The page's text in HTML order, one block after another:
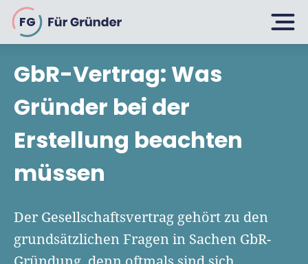
FG
Planen
Selbstständig machen
Über 500 Geschäftsideen
Geschäftsmodell entwickeln
Businessplan schreiben
Gründen
Firma gründen: 10 Tipps
Rechtsform wählen
Wachsen
GbR-Vertrag: Was
Gründer bei der
Erstellung beachten
müssen
Der Gesellschaftsvertrag gehört zu den
grundsätzlichen Fragen in Sachen GbR-